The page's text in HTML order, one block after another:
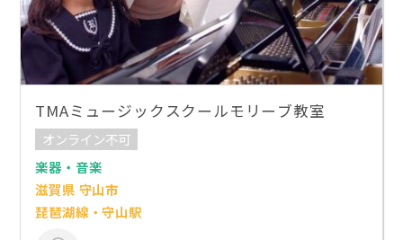
TMAミュージックスクールモリーブ教室
オンライン不可
楽器・音楽
滋賀県 守山市
琵琶湖線・守山駅